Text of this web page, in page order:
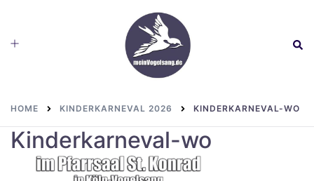
content
Toggle
HOME KINDERKARNEVAL 2026 KINDERKARNEVAL-WO
Kinderkarneval-wo